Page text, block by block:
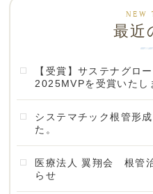
最近
【受賞】サステナグロ
2025MVPを受賞いたし
システマチック根管形
た。
医療法人 翼翔会 根管
らせ